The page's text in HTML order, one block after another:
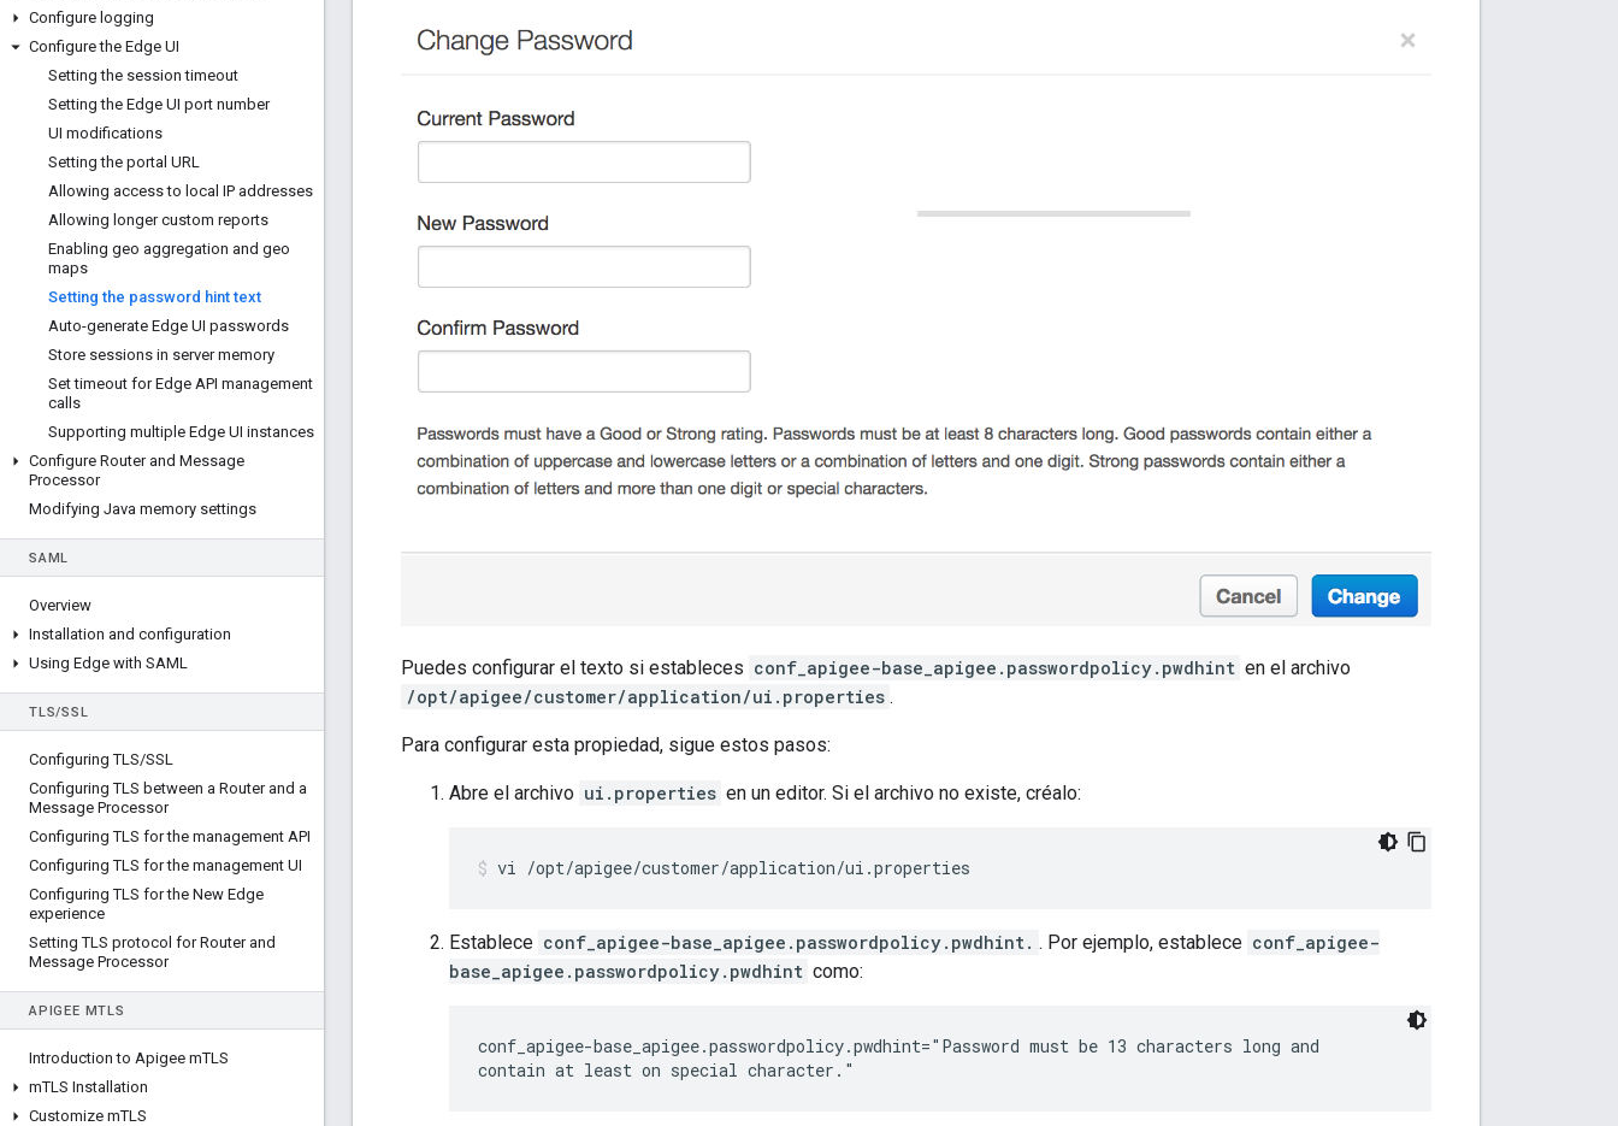
Configure logging
Configure the Edge UI
Setting the session timeout
Setting the Edge UI port number
UI modifications
Setting the portal URL
Allowing access to local IP addresses
Allowing longer custom reports
Enabling geo aggregation and geo
maps
Setting the password hint text
Auto-generate Edge UI passwords
Store sessions in server memory
Set timeout for Edge API management
calls
Supporting multiple Edge UI instances
Configure Router and Message
Processor
Modifying Java memory settings
SAML
Overview
Installation and configuration
Using Edge with SAML
TLS/SSL
Configuring TLS/SSL
Configuring TLS between a Router and a
Message Processor
Configuring TLS for the management API
Configuring TLS for the management UI
Configuring TLS for the New Edge
experience
Setting TLS protocol for Router and
Message Processor
APIGEE MTLS
Introduction to Apigee mTLS
mTLS Installation
Customize mTLS
Puedes configurar el texto si estableces conf_apigee-base_apigee.passwordpolicy.pwdhint en el archivo
/opt/apigee/customer/application/ui.properties .
Para configurar esta propiedad, sigue estos pasos:
Abre el archivo ui.properties en un editor. Si el archivo no existe, créalo:
vi /opt/apigee/customer/application/ui.properties
Establece conf_apigee-base_apigee.passwordpolicy.pwdhint. . Por ejemplo, establece conf_apigee-
base_apigee.passwordpolicy.pwdhint como:
conf_apigee-base_apigee.passwordpolicy.pwdhint="Password must be 13 characters long and
contain at least on special character."